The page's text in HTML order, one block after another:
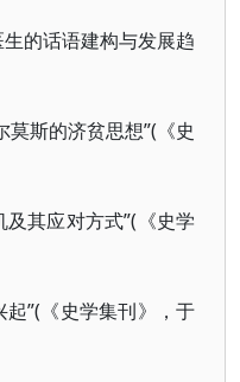
的话语建构与发展趋
莫斯的济贫思想”(《史
其应对方式”(《史学
”(《史学集刊》，于